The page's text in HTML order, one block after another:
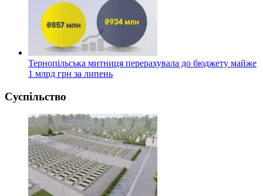
Тернопільська митниця перерахувала до бюджету майже
1 млрд грн за липень
Суспільство